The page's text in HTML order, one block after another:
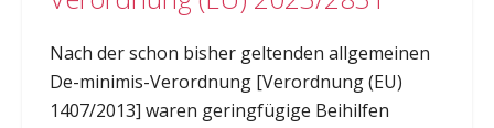
Nach der schon bisher geltenden allgemeinen
De-minimis-Verordnung [Verordnung (EU)
1407/2013] waren geringfügige Beihilfen